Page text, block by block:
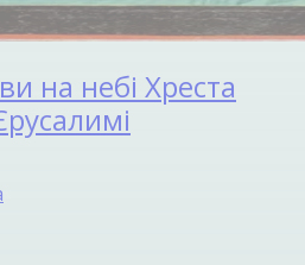
на небі Хреста